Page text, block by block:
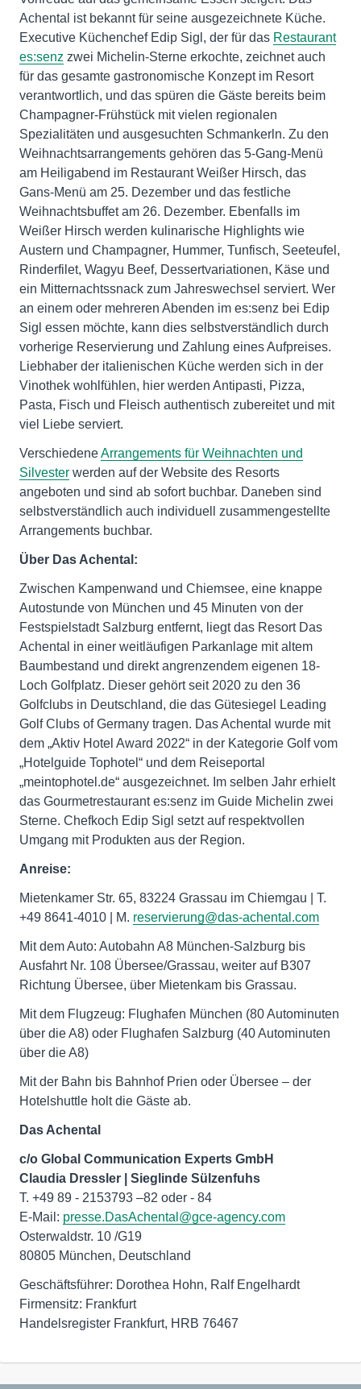
Achental ist bekannt für seine ausgezeichnete Küche.
Executive Küchenchef Edip Sigl, der für das Restaurant
es:senz zwei Michelin-Sterne erkochte, zeichnet auch
für das gesamte gastronomische Konzept im Resort
verantwortlich, und das spüren die Gäste bereits beim
Champagner-Frühstück mit vielen regionalen
Spezialitäten und ausgesuchten Schmankerln. Zu den
Weihnachtsarrangements gehören das 5-Gang-Menü
am Heiligabend im Restaurant Weißer Hirsch, das
Gans-Menü am 25. Dezember und das festliche
Weihnachtsbuffet am 26. Dezember. Ebenfalls im
Weißer Hirsch werden kulinarische Highlights wie
Austern und Champagner, Hummer, Tunfisch, Seeteufel,
Rinderfilet, Wagyu Beef, Dessertvariationen, Käse und
ein Mitternachtssnack zum Jahreswechsel serviert. Wer
an einem oder mehreren Abenden im es:senz bei Edip
Sigl essen möchte, kann dies selbstverständlich durch
vorherige Reservierung und Zahlung eines Aufpreises.
Liebhaber der italienischen Küche werden sich in der
Vinothek wohlfühlen, hier werden Antipasti, Pizza,
Pasta, Fisch und Fleisch authentisch zubereitet und mit
viel Liebe serviert.
VerschiedeneArrangements für Weihnachten und
Silvester werden auf der Website des Resorts
angeboten und sind ab sofort buchbar. Daneben sind
selbstverständlich auch individuell zusammengestellte
Arrangements buchbar.
Über Das Achental:
Zwischen Kampenwand und Chiemsee, eine knappe
Autostunde von München und 45 Minuten von der
Festspielstadt Salzburg entfernt, liegt das Resort Das
Achental in einer weitläufigen Parkanlage mit altem
Baumbestand und direkt angrenzendem eigenen 18-
Loch Golfplatz. Dieser gehört seit 2020 zu den 36
Golfclubs in Deutschland, die das Gütesiegel Leading
Golf Clubs of Germany tragen. Das Achental wurde mit
dem „Aktiv Hotel Award 2022“ in der Kategorie Golf vom
„Hotelguide Tophotel“ und dem Reiseportal
„meintophotel.de“ ausgezeichnet. Im selben Jahr erhielt
das Gourmetrestaurant es:senz im Guide Michelin zwei
Sterne. Chefkoch Edip Sigl setzt auf respektvollen
Umgang mit Produkten aus der Region.
Anreise:
Mietenkamer Str. 65, 83224 Grassau im Chiemgau | T.
+49 8641-4010 | M. reservierung@das-achental.com
Mit dem Auto: Autobahn A8 München-Salzburg bis
Ausfahrt Nr. 108 Übersee/Grassau, weiter auf B307
Richtung Übersee, über Mietenkam bis Grassau.
Mit dem Flugzeug: Flughafen München (80 Autominuten
über die A8) oder Flughafen Salzburg (40 Autominuten
über die A8)
Mit der Bahn bis Bahnhof Prien oder Übersee – der
Hotelshuttle holt die Gäste ab.
Das Achental
c/o Global Communication Experts GmbH
Claudia Dressler | Sieglinde Sülzenfuhs
T. +49 89 - 2153793 –82 oder - 84
E-Mail: presse.DasAchental@gce-agency.com
Osterwaldstr. 10 /G19
80805 München, Deutschland
Geschäftsführer: Dorothea Hohn, Ralf Engelhardt
Firmensitz: Frankfurt
Handelsregister Frankfurt, HRB 76467